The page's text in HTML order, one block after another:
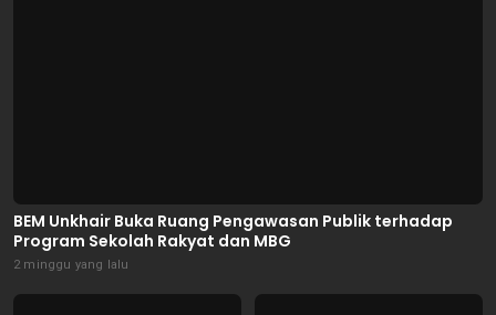
BEM Unkhair Buka Ruang Pengawasan Publik terhadap
Program Sekolah Rakyat dan MBG
2 minggu yang lalu